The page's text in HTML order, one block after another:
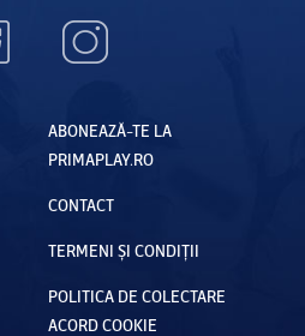
ABONEAZĂ-TE LA
PRIMAPLAY.RO
CONTACT
TERMENI ȘI CONDIȚII
POLITICA DE COLECTARE
ACORD COOKIE